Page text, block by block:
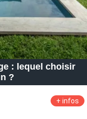
: lequel choisir
?
+ infos